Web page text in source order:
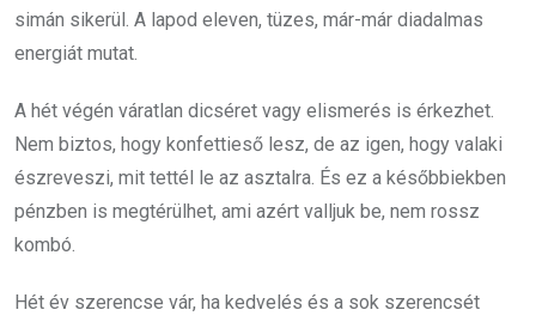
simán sikerül. A lapod eleven, tüzes, már-már diadalmas
energiát mutat.
A hét végén váratlan dicséret vagy elismerés is érkezhet.
Nem biztos, hogy konfettieső lesz, de az igen, hogy valaki
észreveszi, mit tettél le az asztalra. És ez a későbbiekben
pénzben is megtérülhet, ami azért valljuk be, nem rossz
kombó.
Hét év szerencse vár, ha kedvelés és a sok szerencsét